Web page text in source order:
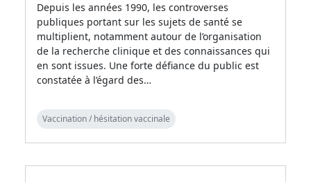
Depuis les années 1990, les controverses
publiques portant sur les sujets de santé se
multiplient, notamment autour de l’organisation
de la recherche clinique et des connaissances qui
en sont issues. Une forte défiance du public est
constatée à l’égard des…
Vaccination / hésitation vaccinale